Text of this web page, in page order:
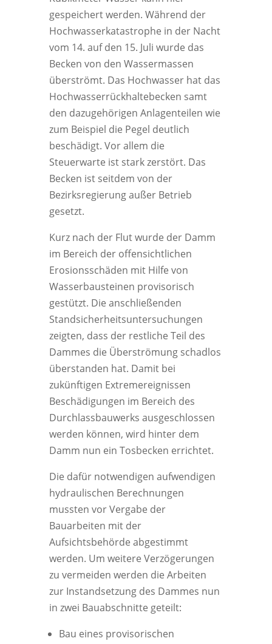
gespeichert werden. Während der
Hochwasserkatastrophe in der Nacht
vom 14. auf den 15. Juli wurde das
Becken von den Wassermassen
überströmt. Das Hochwasser hat das
Hochwasserrückhaltebecken samt
den dazugehörigen Anlagenteilen wie
zum Beispiel die Pegel deutlich
beschädigt. Vor allem die
Steuerwarte ist stark zerstört. Das
Becken ist seitdem von der
Bezirksregierung außer Betrieb
gesetzt.
Kurz nach der Flut wurde der Damm
im Bereich der offensichtlichen
Erosionsschäden mit Hilfe von
Wasserbausteinen provisorisch
gestützt. Die anschließenden
Standsicherheitsuntersuchungen
zeigten, dass der restliche Teil des
Dammes die Überströmung schadlos
überstanden hat. Damit bei
zukünftigen Extremereignissen
Beschädigungen im Bereich des
Durchlassbauwerks ausgeschlossen
werden können, wird hinter dem
Damm nun ein Tosbecken errichtet.
Die dafür notwendigen aufwendigen
hydraulischen Berechnungen
mussten vor Vergabe der
Bauarbeiten mit der
Aufsichtsbehörde abgestimmt
werden. Um weitere Verzögerungen
zu vermeiden werden die Arbeiten
zur Instandsetzung des Dammes nun
in zwei Bauabschnitte geteilt:
Bau eines provisorischen